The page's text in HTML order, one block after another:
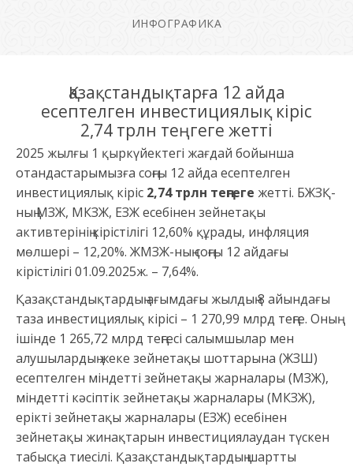
ИНФОГРАФИКА
Қазақстандықтарға 12 айда
есептелген инвестициялық кіріс
2,74 трлн теңгеге жетті
2025 жылғы 1 қыркүйектегі жағдай бойынша
отандастарымызға соңғы 12 айда есептелген
инвестициялық кіріс 2,74 трлн теңгеге жетті. БЖЗҚ-
ның МЗЖ, МКЗЖ, ЕЗЖ есебінен зейнетақы
активтерінің кірістілігі 12,60% құрады, инфляция
мөлшері – 12,20%. ЖМЗЖ-ның соңғы 12 айдағы
кірістілігі 01.09.2025ж. – 7,64%.
Қазақстандықтардың ағымдағы жылдың 8 айындағы
таза инвестициялық кірісі – 1 270,99 млрд теңге. Оның
ішінде 1 265,72 млрд теңгесі салымшылар мен
алушылардың жеке зейнетақы шоттарына (ЖЗШ)
есептелген міндетті зейнетақы жарналары (МЗЖ),
міндетті кәсіптік зейнетақы жарналары (МКЗЖ),
ерікті зейнетақы жарналары (ЕЗЖ) есебінен
зейнетақы жинақтарын инвестициялаудан түскен
табысқа тиесілі. Қазақстандықтардың шартты